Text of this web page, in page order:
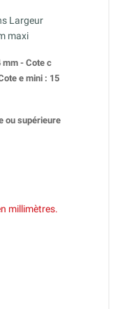
Largeur
maxi
mm - Cote c
e mini : 15
ou supérieure
millimètres.